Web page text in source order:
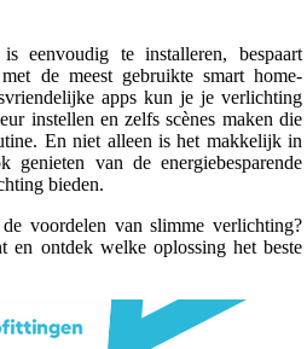
eenvoudig te installeren, bespaart
de meest gebruikte smart home-
apps kun je je verlichting
instellen en zelfs scènes maken die
En niet alleen is het makkelijk in
van de energiebesparende
bieden.
voordelen van slimme verlichting?
en ontdek welke oplossing het beste